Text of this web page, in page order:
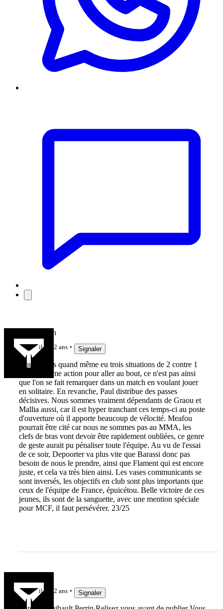
Jeu de main
il y a 2 ans Signaler
Nous avons quand même eu trois situations de 2 contre 1
dans la même action pour aller au bout, ce n'est pas ainsi
que l'on se fait remarquer dans un match en voulant jouer
en solitaire. En revanche, Paul distribue des passes
décisives. Nous sommes vraiment dépendants de Graou et
Mallia aussi, car il est hyper tranchant ces temps-ci au poste
d'ouverture où il apporte beaucoup de vélocité. Meafou
pourrait être cité car nous ne sommes pas au MMA, les
clefs de bras vont devoir être rapidement oubliées, ce genre
de geste aurait pu pénaliser toute l'équipe. Au vu de l'essai
de ce soir, Depoorter va plus vite que Barassi donc pas
besoin de nous le prendre, ainsi que Flament qui est encore
juste, et cela va très bien ainsi. Les vases communicants se
sont inversés, les objectifs en club sont plus importants que
ceux de l'équipe de France, épuicétou. Belle victoire de ces
jeunes, ils sont de la sanguette, avec une mention spéciale
pour MCF, il faut persévérer. 23/25
il y a 2 ans Signaler